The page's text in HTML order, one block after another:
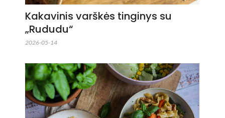
Kakavinis varškės tinginys su
„Rududu“
2026-05-14